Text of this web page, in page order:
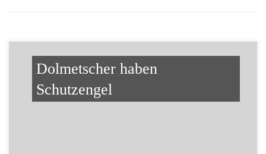
Dolmetscher haben
Schutzengel